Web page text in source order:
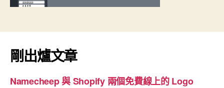
剛出爐文章
Namecheep 與 Shopify 兩個免費線上的 Logo